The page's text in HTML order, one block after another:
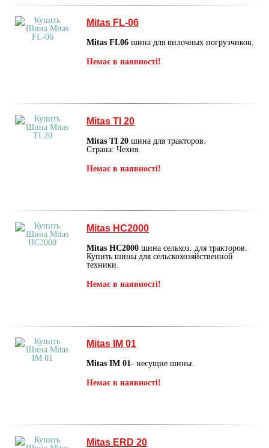
Mitas FL-06
Mitas FL06 шина для вилочных погрузчиков.
Немає в наявності!
Mitas TI 20
Mitas TI 20 шина для тракторов.
Страна: Чехия.
Немає в наявності!
Mitas HC2000
Mitas HC2000 шина сельхоз. для тракторов.
Купить шины для сельскохозяйственной
техники.
Немає в наявності!
Mitas IM 01
Mitas IM 01- несущие шины.
Немає в наявності!
Mitas ERD 20